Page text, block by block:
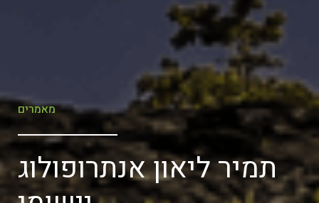
מאמרים
תמיר ליאון אנתרופולוג